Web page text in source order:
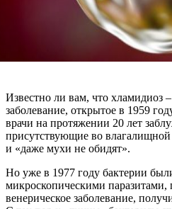
Известно ли вам, что хламидиоз
заболевание, открытое в 1959
врачи на протяжении 20 лет
присутствующие во
и «даже мухи не обидят».
Но уже в 1977 году бактерии
микроскопическими
венерическое заболевание,